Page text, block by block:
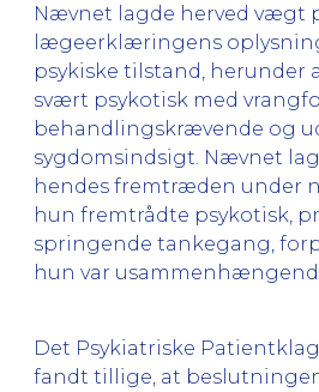
Nævnet lagde herved vægt
lægeerklæringens
psykiske tilstand, herunder
svært psykotisk med
behandlingskrævende og
sygdomsindsigt. Nævnet
hendes fremtræden under
hun fremtrådte psykotisk,
springende tankegang,
hun var
Det Psykiatriske
fandt tillige, at